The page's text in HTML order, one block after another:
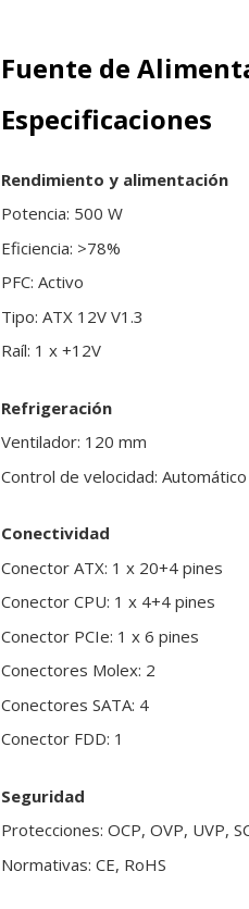
Fuente de
Especificaciones
Rendimiento y alimentación
Potencia: 500 W
Eficiencia: >78%
PFC: Activo
Tipo: ATX 12V V1.3
Raíl: 1 x +12V
Refrigeración
Ventilador: 120 mm
Control de velocidad: Automático
Conectividad
Conector ATX: 1 x 20+4 pines
Conector CPU: 1 x 4+4 pines
Conector PCIe: 1 x 6 pines
Conectores Molex: 2
Conectores SATA: 4
Conector FDD: 1
Seguridad
Protecciones: OCP, OVP, UVP,
Normativas: CE, RoHS